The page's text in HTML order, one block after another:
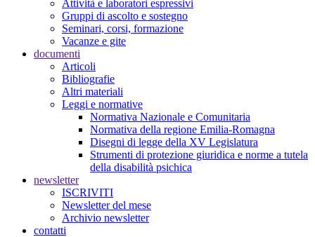
Attività e laboratori espressivi
Gruppi di ascolto e sostegno
Seminari, corsi, formazione
Vacanze e gite
documenti
Articoli
Bibliografie
Altri materiali
Leggi e normative
Normativa Nazionale e Comunitaria
Normativa della regione Emilia-Romagna
Disegni di legge della XV Legislatura
Strumenti di protezione giuridica e norme a tutela
della disabilità psichica
newsletter
ISCRIVITI
Newsletter del mese
Archivio newsletter
contatti